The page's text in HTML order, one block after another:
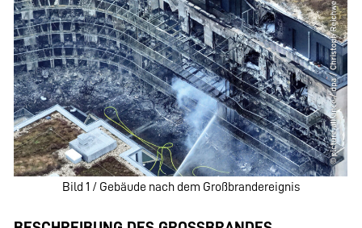
Bild 1 / Gebäude nach dem Großbrandereignis